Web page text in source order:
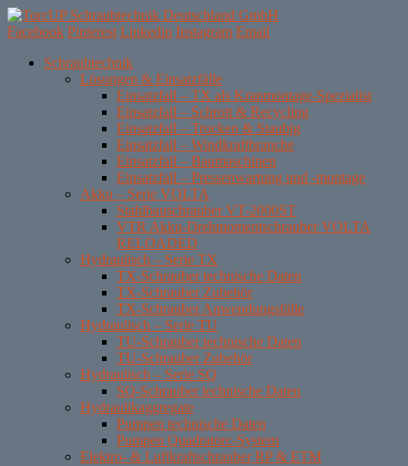
Facebook Pinterest Linkedin Instagram Email
Skip
Schraubtechnik
Lösungen & Einsatzfälle
Einsatzfall – TX als Kranmontage-Spezialist
Einsatzfall – Schrott & Recycling
Einsatzfall – Trocken & Staubig
Einsatzfall – Windkraftbranche
Einsatzfall – Baumaschinen
Einsatzfall – Pressenwartung und -montage
Akku – Serie VOLTA
Stahlbauschrauber VT-2000ST
VTR Akku-Drehmomentschrauber VOLTA
RELOADED
Hydraulisch – Serie TX
TX-Schrauber technische Daten
TX-Schrauber Zubehör
TX-Schrauber Anwendungsfälle
Hydraulisch – Serie TU
TU-Schrauber technische Daten
TU-Schrauber Zubehör
Hydraulisch – Serie SQ
SQ-Schrauber technische Daten
Hydraulikaggregate
Pumpen technische Daten
Pumpen Quadratorc-System
Elektro- & Luftkraftschrauber RP & ETM